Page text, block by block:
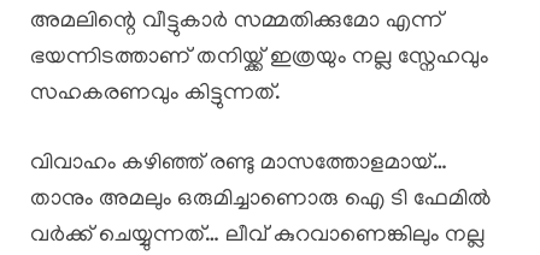
അമലിന്റെ വീട്ടുകാർ സമ്മതിക്കുമോ എന്ന്
ഭയന്നിടത്താണ് തനിയ്ക്ക് ഇത്രയും നല്ല സ്നേഹവും
സഹകരണവും കിട്ടുന്നത്.
വിവാഹം കഴിഞ്ഞ് രണ്ടു മാസത്തോളമായ്…
താനും അമലും ഒരുമിച്ചാണൊരു ഐ ടി ഫേമിൽ
വർക്ക് ചെയ്യുന്നത്… ലീവ് കുറവാണെങ്കിലും നല്ല